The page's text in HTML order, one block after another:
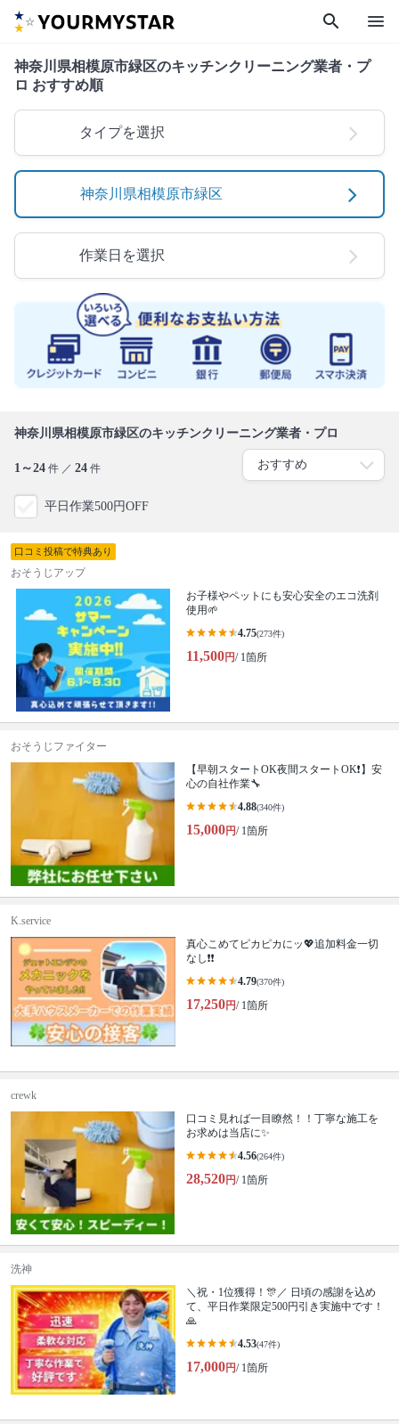
search menu
神奈川県相模原市緑区のキッチンクリーニング業者・プ
ロ おすすめ順
タイプを選択
神奈川県相模原市緑区
作業日を選択
神奈川県相模原市緑区のキッチンクリーニング業者・プロ
1～24 件 ／ 24 件
平日作業500円OFF
口コミ投稿で特典あり
おそうじアップ
お子様やペットにも安心安全のエコ洗剤
使用🌱
4.75(273件)
11,500円/ 1箇所
おそうじファイター
【早朝スタートOK夜間スタートOK❗️】安
心の自社作業🔧
4.88(340件)
15,000円/ 1箇所
K.service
真心こめてピカピカにッ💖追加料金一切
なし❗️❗️
4.79(370件)
17,250円/ 1箇所
crewk
口コミ見れば一目瞭然！！丁寧な施工を
お求めは当店に✨
4.56(264件)
28,520円/ 1箇所
洗神
＼祝・1位獲得！🎊／ 日頃の感謝を込め
て、平日作業限定500円引き実施中です！
🙏
4.53(47件)
17,000円/ 1箇所